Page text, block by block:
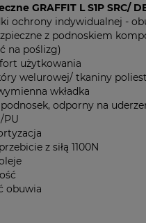
GRAFFIT L S1P SRC/
ochrony indywidualnej -
z podnoskiem
na poślizg)
użytkowania
welurowej/ tkaniny
wkładka
odporny na
PU
z siłą 1100N
obuwia